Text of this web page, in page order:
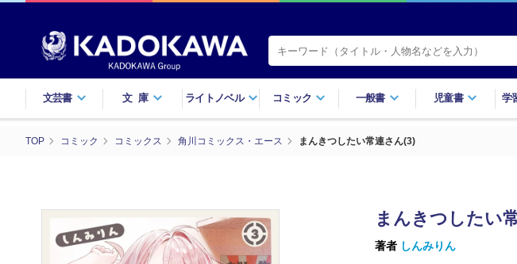
文芸書 文庫 ライトノベル コミック 一般書 児童書 学
TOP コミック コミックス 角川コミックス・エース まんきつしたい常連さん(3)
まんきつしたい
著者 しんみりん